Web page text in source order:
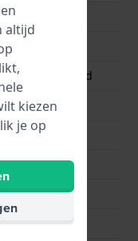
- Passion red
Zomer
altijd
kiezen
je op